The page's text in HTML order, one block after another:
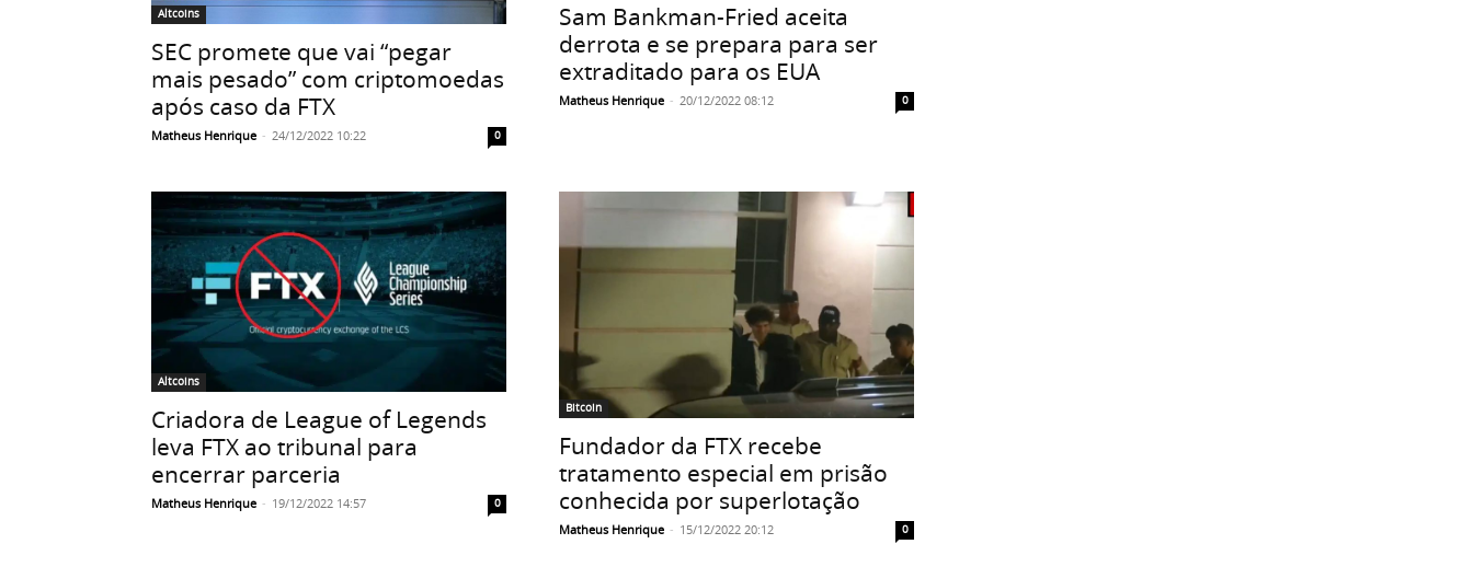
Altcoins
SEC promete que vai “pegar
mais pesado” com criptomoedas
após caso da FTX
Matheus Henrique - 24/12/2022 10:22 0
Sam Bankman-Fried aceita
derrota e se prepara para ser
extraditado para os EUA
Matheus Henrique - 20/12/2022 08:12 0
Altcoins
Criadora de League of Legends
leva FTX ao tribunal para
encerrar parceria
Matheus Henrique - 19/12/2022 14:57 0
Bitcoin
Fundador da FTX recebe
tratamento especial em prisão
conhecida por superlotação
Matheus Henrique - 15/12/2022 20:12 0